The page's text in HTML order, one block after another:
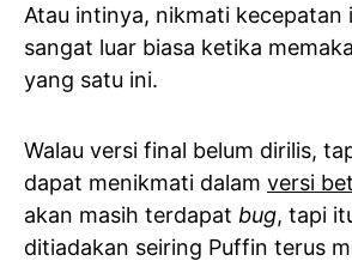
Atau intinya, nikmati kecepatan
sangat luar biasa ketika
yang satu ini.
Walau versi final belum dirilis,
dapat menikmati dalam versi
akan masih terdapat bug, tapi
ditiadakan seiring Puffin terus